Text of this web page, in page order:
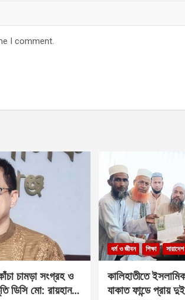
I comment.
চামড়া সংগ্রহ ও
ডিসি মো: রায়হান
ধর্ম ও জীবন শিক্ষা সারাদেশ
কালিহাতীতে
যাকাত ফান্ডে প্রায়